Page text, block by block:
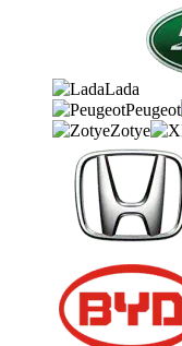
Lada
Peugeot
Zotye